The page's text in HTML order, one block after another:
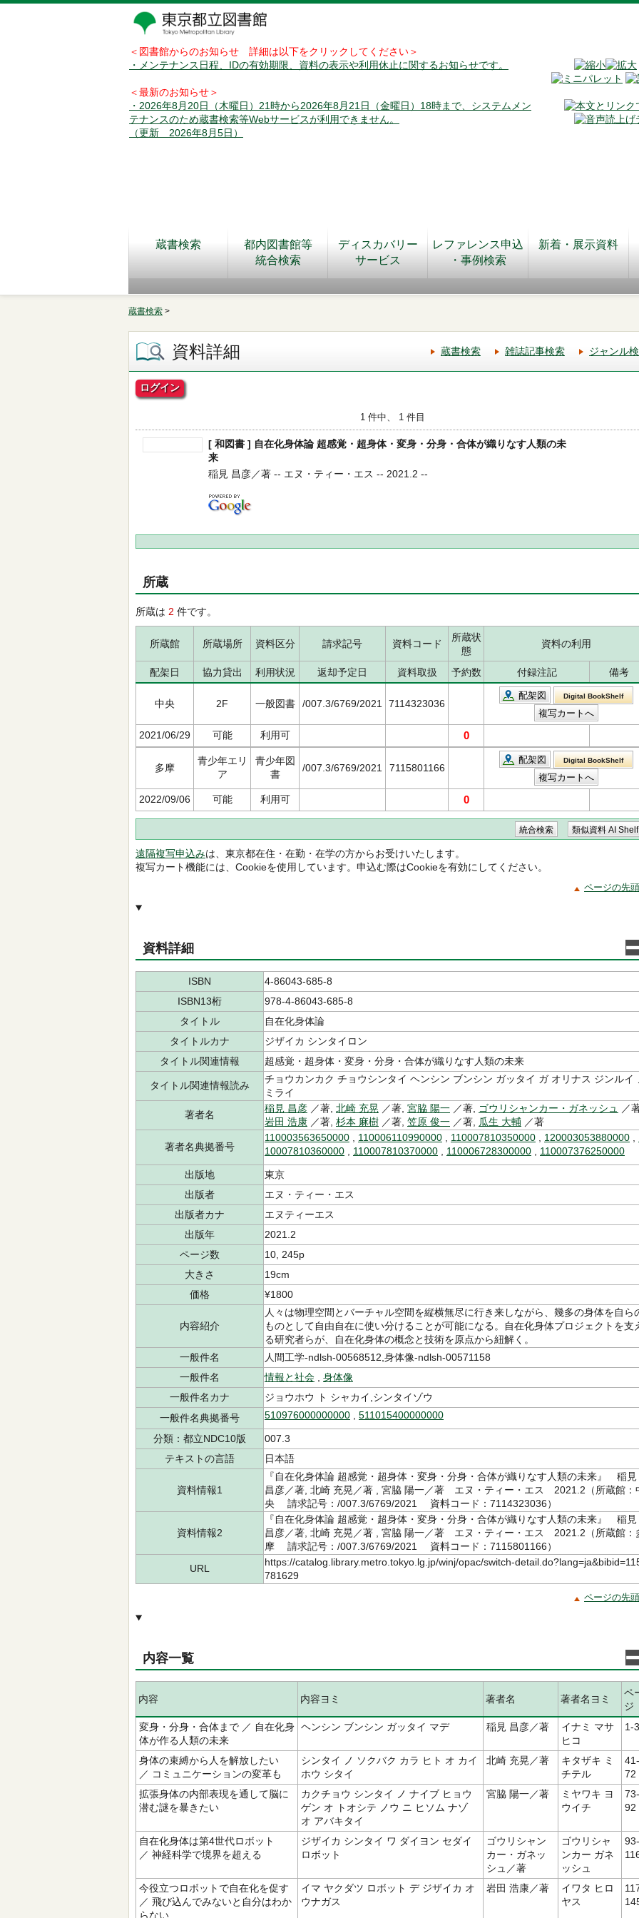
＜図書館からのお知らせ 詳細は以下をクリックしてください＞
・メンテナンス日程、IDの有効期限、資料の表示や利用休止に関するお知らせです。
＜最新のお知らせ＞
・2026年8月20日（木曜日）21時から2026年8月21日（金曜日）18時まで、システムメン
テナンスのため蔵書検索等Webサービスが利用できません。
（更新 2026年8月5日）
蔵書検索
都内図書館等
統合検索
ディスカバリー
サービス
レファレンス申込
・事例検索
新着・展示資料
蔵書検索 >
資料詳細 蔵書検索 雑誌記事検索 ジャンル
ログイン
1 件中、 1 件目
[ 和図書 ] 自在化身体論 超感覚・超身体・変身・分身・合体が織りなす人類の未
来
稲見 昌彦／著 -- エヌ・ティー・エス -- 2021.2 --
所蔵
所蔵は 2 件です。
所蔵館 所蔵場所 資料区分 請求記号 資料コード
所蔵状
態
資料の利用
配架日 協力貸出 利用状況 返却予定日 資料取扱 予約数 付録注記 備考
中央 2F 一般図書 /007.3/6769/2021 7114323036
配架図 Digital BookShelf
2021/06/29 可能 利用可 0
多摩
青少年エリ
ア
青少年図
書
/007.3/6769/2021 7115801166
配架図 Digital BookShelf
2022/09/06 可能 利用可 0
遠隔複写申込みは、東京都在住・在勤・在学の方からお受けいたします。
複写カート機能には、Cookieを使用しています。申込む際はCookieを有効にしてください。
ページの先
資料詳細
ISBN
4-86043-685-8
ISBN13桁
978-4-86043-685-8
タイトル
自在化身体論
タイトルカナ
ジザイカ シンタイロン
タイトル関連情報
超感覚・超身体・変身・分身・合体が織りなす人類の未来
タイトル関連情報読み
チョウカンカク チョウシンタイ ヘンシン ブンシン ガッタイ ガ オリナス ジンルイ
ミライ
著者名
稲見 昌彦 ／著, 北崎 充晃 ／著, 宮脇 陽一 ／著, ゴウリシャンカー・ガネッシュ
／
岩田 浩康 ／著, 杉本 麻樹 ／著, 笠原 俊一 ／著, 瓜生 大輔 ／著
著者名典拠番号
110003563650000 110006110990000 110007810350000 120003053880000
10007810360000
110007810370000 110006728300000 110007376250000
出版地
東京
出版者
エヌ・ティー・エス
出版者カナ
エヌティーエス
出版年
2021.2
ページ数
10, 245p
大きさ
19cm
価格
¥1800
内容紹介
人々は物理空間とバーチャル空間を縦横無尽に行き来しながら、幾多の身体を自ら
ものとして自由自在に使い分けることが可能になる。自在化身体プロジェクトを支
る研究者らが、自在化身体の概念と技術を原点から紐解く。
一般件名
人間工学-ndlsh-00568512,身体像-ndlsh-00571158
一般件名
情報と社会
身体像
一般件名カナ
ジョウホウ ト シャカイ,シンタイゾウ
一般件名典拠番号
510976000000000 511015400000000
分類：都立NDC10版
007.3
テキストの言語
日本語
資料情報1
『自在化身体論 超感覚・超身体・変身・分身・合体が織りなす人類の未来』 稲見
昌彦／著, 北崎 充晃／著 , 宮脇 陽一／著 エヌ・ティー・エス 2021.2（所蔵館：
央 請求記号：/007.3/6769/2021 資料コード：7114323036）
資料情報2
『自在化身体論 超感覚・超身体・変身・分身・合体が織りなす人類の未来』 稲見
昌彦／著, 北崎 充晃／著 , 宮脇 陽一／著 エヌ・ティー・エス 2021.2（所蔵館：
摩 請求記号：/007.3/6769/2021 資料コード：7115801166）
URL
https://catalog.library.metro.tokyo.lg.jp/winj/opac/switch-
781629
ページの先
内容一覧
内容 内容ヨミ 著者名 著者名ヨミ
ペ
ジ
変身・分身・合体まで ／ 自在化身
体が作る人類の未来
ヘンシン ブンシン ガッタイ マデ 稲見 昌彦／著
イナミ マサ
ヒコ
1-
身体の束縛から人を解放したい
／ コミュニケーションの変革も
シンタイ ノ ソクバク カラ ヒト オ カイ
ホウ シタイ
北崎 充晃／著
キタザキ ミ
チテル
41-
72
拡張身体の内部表現を通して脳に
潜む謎を暴きたい
カクチョウ シンタイ ノ ナイブ ヒョウ
ゲン オ トオシテ ノウ ニ ヒソム ナゾ
オ アバキタイ
宮脇 陽一／著
ミヤワキ ヨ
ウイチ
73-
92
自在化身体は第4世代ロボット
／ 神経科学で境界を超える
ジザイカ シンタイ ワ ダイヨン セダイ
ロボット
ゴウリシャン
カー・ガネッ
シュ／著
ゴウリシャ
ンカー ガネ
ッシュ
93-
今役立つロボットで自在化を促す
／ 飛び込んでみないと自分はわか
らない
イマ ヤクダツ ロボット デ ジザイカ オ
ウナガス
岩田 浩康／著
イワタ ヒロ
ヤス